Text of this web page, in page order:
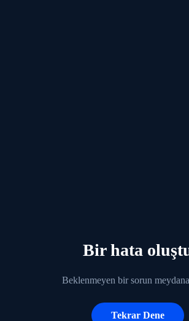
Bir hata
Beklenmeyen bir sorun
Tekrar Dene